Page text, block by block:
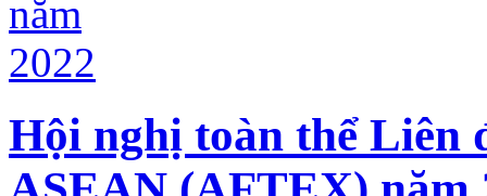
Hội nghị toàn thể Liên